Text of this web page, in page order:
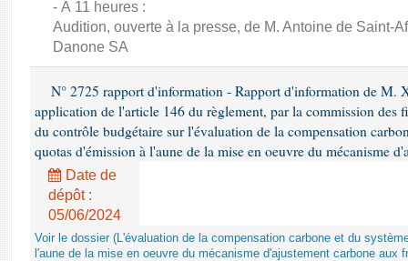
- À 11 heures :
Audition, ouverte à la presse, de M. Antoine de Saint-
Danone SA
N° 2725 rapport d'information - Rapport d'information de M.
application de l'article 146 du règlement, par la commission des
du contrôle budgétaire sur l'évaluation de la compensation
quotas d'émission à l'aune de la mise en oeuvre du mécanisme
Date de
dépôt :
05/06/2024
Voir le dossier (L'évaluation de la compensation carbone et du
l'aune de la mise en oeuvre du mécanisme d'ajustement carbone aux